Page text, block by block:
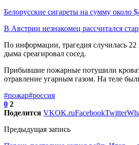
Белорусские сигареты на сумму около
В Австрии незнакомец рассчитался
По информации, трагедия случилась
дыма среагировал сосед.
Прибывшие пожарные потушили
отравление угарным газом. На теле
#пожар#россия
0 2
Поделится VKOK.ruFacebookTwitter
Предыдущая запись